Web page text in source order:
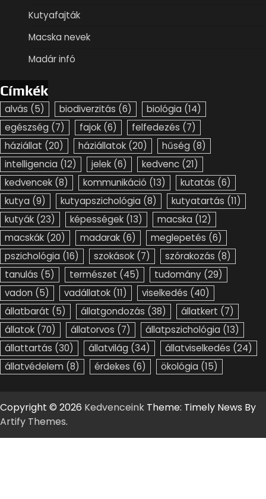
Kutyafajták
Macska nevek
Madár infó
Címkék
alvás (5) biodiverzitás (6) biológia (14)
egészség (7) fajok (6) felfedezés (7)
háziállat (20) háziállatok (20) hűség (8)
intelligencia (12) jelek (6) kedvenc (21)
kedvencek (8) kommunikáció (13) kutatás (6)
kutya (9) kutyapszichológia (8) kutyatartás (11)
kutyák (23) képességek (13) macska (12)
macskák (20) madarak (6) meglepetés (6)
pszichológia (16) szokások (7) szórakozás (8)
tanulás (5) természet (45) tudomány (29)
vadon (5) vadállatok (11) viselkedés (40)
állatbarát (5) állatgondozás (38) állatkert (7)
állatok (70) állatorvos (7) állatpszichológia (13)
állattartás (30) állatvilág (34) állatviselkedés (24)
állatvédelem (8) érdekes (6) ökológia (15)
Copyright © 2026 Kedvenceink Theme: Timely News By
Artify Themes.